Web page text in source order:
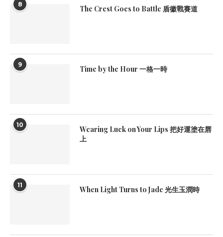
8 The Crest Goes to Battle 盾徽戰賽道
9 Time by the Hour 一格一時
10
Wearing Luck on Your Lips 把好運塗在唇
上
11 When Light Turns to Jade 光生玉潤時